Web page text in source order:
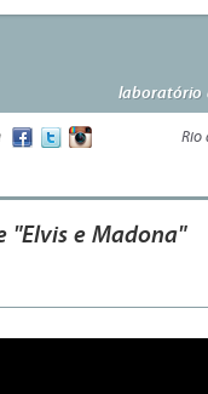
laboratório
Rio
"Elvis e Madona"